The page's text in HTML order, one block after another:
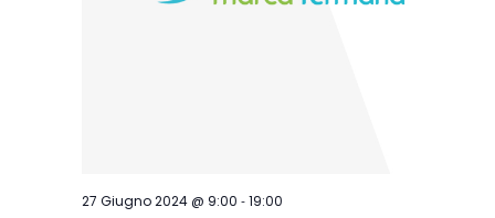
27 Giugno 2024 @ 9:00 -19:00